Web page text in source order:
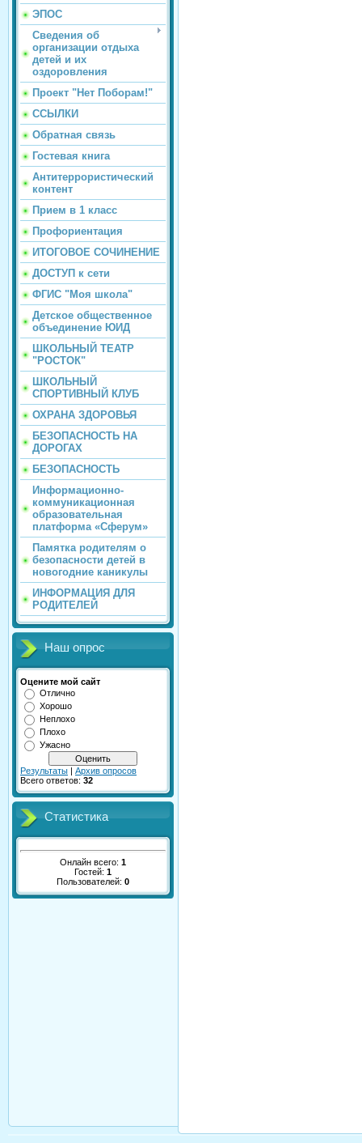
ЭПОС
Сведения об
организации отдыха
детей и их
оздоровления
Проект "Нет Поборам!"
ССЫЛКИ
Обратная связь
Гостевая книга
Антитеррористический
контент
Прием в 1 класс
Профориентация
ИТОГОВОЕ СОЧИНЕНИЕ
ДОСТУП к сети
ФГИС "Моя школа"
Детское общественное
объединение ЮИД
ШКОЛЬНЫЙ ТЕАТР
"РОСТОК"
ШКОЛЬНЫЙ
СПОРТИВНЫЙ КЛУБ
ОХРАНА ЗДОРОВЬЯ
БЕЗОПАСНОСТЬ НА
ДОРОГАХ
БЕЗОПАСНОСТЬ
Информационно-
коммуникационная
образовательная
платформа «Сферум»
Памятка родителям о
безопасности детей в
новогодние каникулы
ИНФОРМАЦИЯ ДЛЯ
РОДИТЕЛЕЙ
Наш опрос
Оцените мой сайт
Отлично
Хорошо
Неплохо
Плохо
Ужасно
Результаты | Архив опросов
Всего ответов: 32
Статистика
Онлайн всего: 1
Гостей: 1
Пользователей: 0